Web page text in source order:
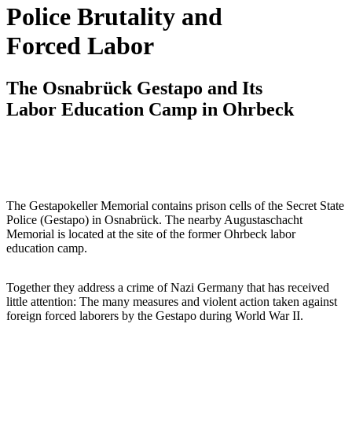
Police Brutality and
Forced Labor
The Osnabrück Gestapo and Its
Labor Education Camp in Ohrbeck
The Gestapokeller Memorial contains prison cells of the Secret State
Police (Gestapo) in Osnabrück. The nearby Augustaschacht
Memorial is located at the site of the former Ohrbeck labor
education camp.
Together they address a crime of Nazi Germany that has received
little attention: The many measures and violent action taken against
foreign forced laborers by the Gestapo during World War II.